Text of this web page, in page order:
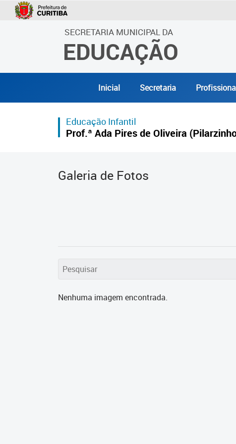
SECRETARIA MUNICIPAL DA
EDUCAÇÃO
Inicial Secretaria
Educação Infantil
Prof.ª Ada Pires de Oliveira
Galeria de Fotos
Nenhuma imagem encontrada.